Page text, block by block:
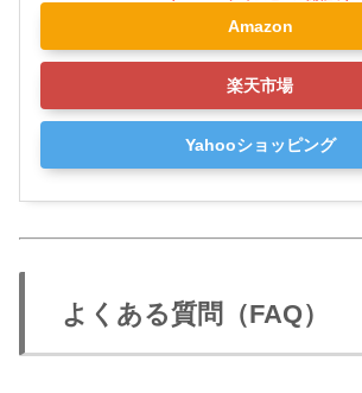
Amazon
楽天市場
Yahooショッピング
よくある質問（FAQ）